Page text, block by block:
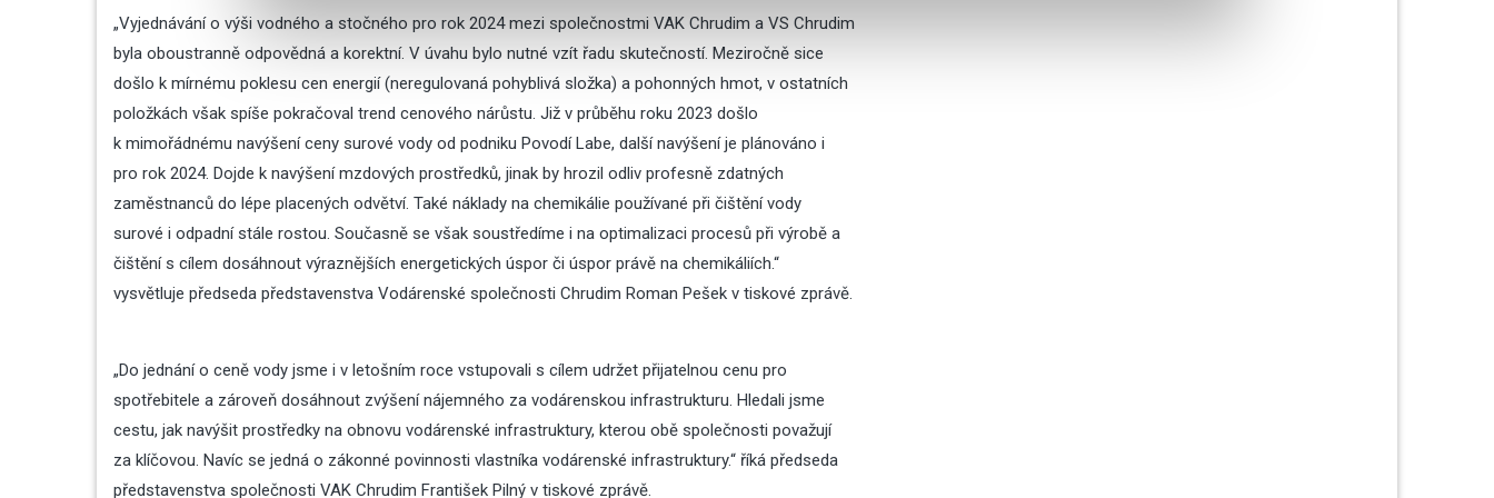
„Vyjednávání o výši vodného a stočného pro rok 2024 mezi společnostmi VAK Chrudim a VS Chrudim
byla oboustranně odpovědná a korektní. V úvahu bylo nutné vzít řadu skutečností. Meziročně sice
došlo k mírnému poklesu cen energií (neregulovaná pohyblivá složka) a pohonných hmot, v ostatních
položkách však spíše pokračoval trend cenového nárůstu. Již v průběhu roku 2023 došlo
k mimořádnému navýšení ceny surové vody od podniku Povodí Labe, další navýšení je plánováno i
pro rok 2024. Dojde k navýšení mzdových prostředků, jinak by hrozil odliv profesně zdatných
zaměstnanců do lépe placených odvětví. Také náklady na chemikálie používané při čištění vody
surové i odpadní stále rostou. Současně se však soustředíme i na optimalizaci procesů při výrobě a
čištění s cílem dosáhnout výraznějších energetických úspor či úspor právě na chemikáliích.“
vysvětluje předseda představenstva Vodárenské společnosti Chrudim Roman Pešek v tiskové zprávě.
„Do jednání o ceně vody jsme i v letošním roce vstupovali s cílem udržet přijatelnou cenu pro
spotřebitele a zároveň dosáhnout zvýšení nájemného za vodárenskou infrastrukturu. Hledali jsme
cestu, jak navýšit prostředky na obnovu vodárenské infrastruktury, kterou obě společnosti považují
za klíčovou. Navíc se jedná o zákonné povinnosti vlastníka vodárenské infrastruktury.“ říká předseda
představenstva společnosti VAK Chrudim František Pilný v tiskové zprávě.